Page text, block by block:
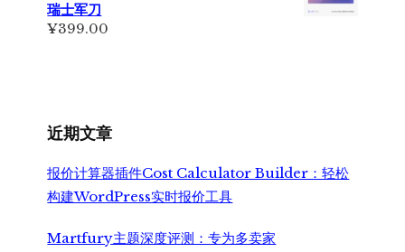
瑞士军刀
¥399.00
近期文章
报价计算器插件Cost Calculator Builder：轻松
构建WordPress实时报价工具
Martfury主题深度评测：专为多卖家